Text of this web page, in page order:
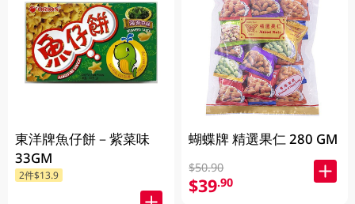
東洋牌魚仔餅－紫菜味
33GM
2件$13.9
蝴蝶牌 精選果仁 280 GM
$50.90
$39.90